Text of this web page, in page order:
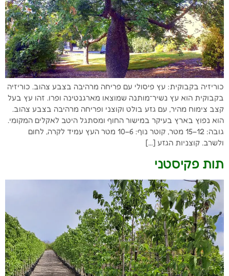
כוריזיה בקבוקית: עץ פיסולי עם פריחה מרהיבה בצבע צהוב. כוריזיה
בקבוקית הוא עץ נשיר־מותנה שמוצאו מארגנטינה ופרו. זהו עץ בעל
קצב צימוח מהיר, עם גזע בולט וקוצני ופריחה מרהיבה בצבע צהוב.
הוא נפוץ בארץ בעיקר במישור החוף ומסתגל היטב לאקלים המקומי.
גובה: 12–15 מטר, קוטר נוף: 6–10 מטר העץ עמיד לקרה, לחום
ולשרב. קוצניות הגזע […]
תות פקיסטני